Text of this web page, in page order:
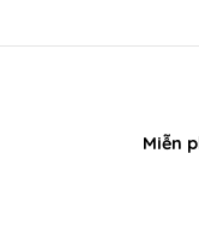
Miễn